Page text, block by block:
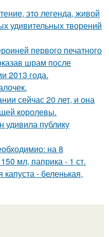
это легенда, живой
удивительных творений
первого печатного
шрам после
2013 года.
сейчас 20 лет, и она
королевы.
удивила публику
на 8
мл, паприка - 1 ст.
- беленькая,